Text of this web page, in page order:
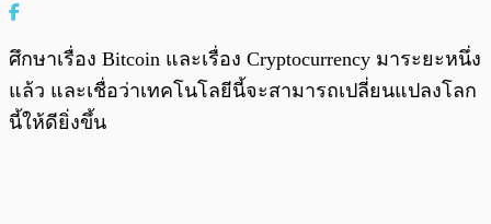
ศึกษาเรื่อง Bitcoin และเรื่อง Cryptocurrency มาระยะหนึ่ง
แล้ว และเชื่อว่าเทคโนโลยีนี้จะสามารถเปลี่ยนแปลงโลก
นี้ให้ดียิ่งขึ้น